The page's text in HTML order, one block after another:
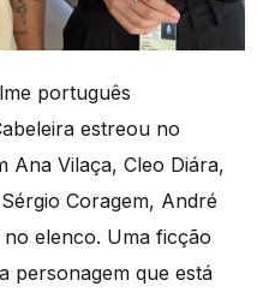
português
estreou no
Ana Vilaça, Cleo Diára,
Coragem, André
elenco. Uma ficção
personagem que está